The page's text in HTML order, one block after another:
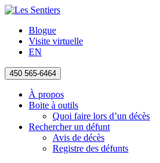
Blogue
Visite virtuelle
EN
450 565-6464
À propos
Boite à outils
Quoi faire lors d’un décès
Rechercher un défunt
Avis de décès
Registre des défunts